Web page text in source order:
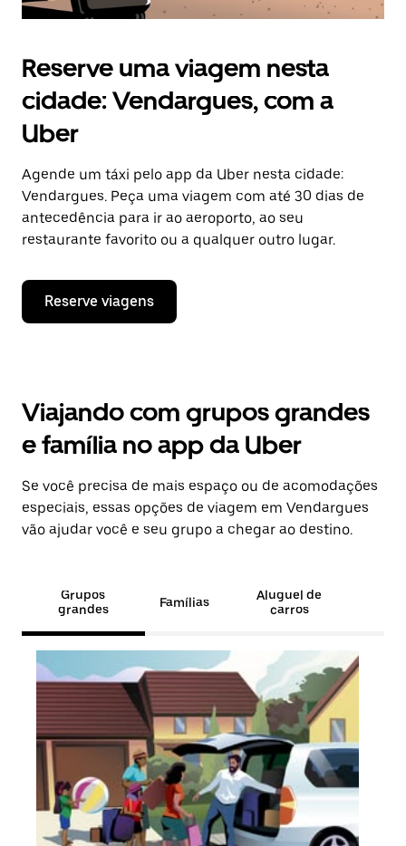
Reserve uma viagem nesta
cidade: Vendargues, com a
Uber
Agende um táxi pelo app da Uber nesta cidade:
Vendargues. Peça uma viagem com até 30 dias de
antecedência para ir ao aeroporto, ao seu
restaurante favorito ou a qualquer outro lugar.
Reserve viagens
Viajando com grupos grandes
e família no app da Uber
Se você precisa de mais espaço ou de acomodações
especiais, essas opções de viagem em Vendargues
vão ajudar você e seu grupo a chegar ao destino.
Grupos
grandes
Famílias
Aluguel de
carros